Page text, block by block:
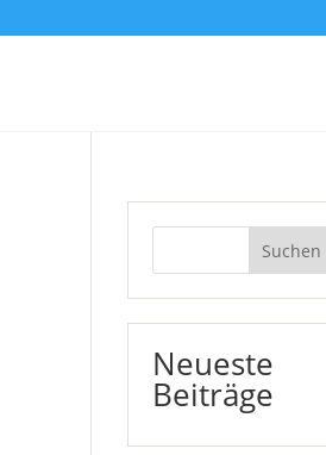
Suchen
Neueste
Beiträge